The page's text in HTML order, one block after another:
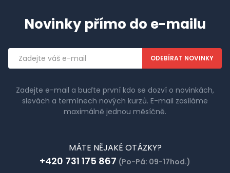
Novinky přímo do e-mailu
Emailová
adresa
Zadejte e-mail a buďte první kdo se dozví o novinkách,
slevách a termínech nových kurzů. E-mail zasíláme
maximálně jednou měsíčně.
MÁTE NĚJAKÉ OTÁZKY?
+420 731 175 867 (Po-Pá: 09-17hod.)